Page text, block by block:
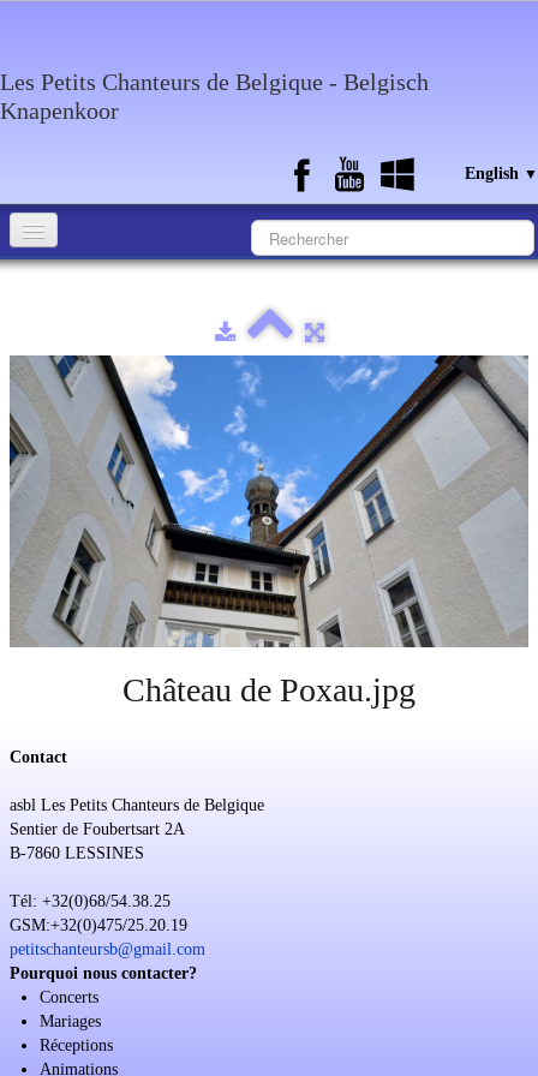
Les Petits Chanteurs de Belgique - Belgisch
Knapenkoor
English ▼
Media
Calendar
Discography
Contact
Soutien
Sponsoring
Château de Poxau.jpg
Contact
asbl Les Petits Chanteurs de Belgique
Sentier de Foubertsart 2A
B-7860 LESSINES
Tél: +32(0)68/54.38.25
GSM:+32(0)475/25.20.19
petitschanteursb@gmail.com
Pourquoi nous contacter?
Concerts
Mariages
Réceptions
Animations